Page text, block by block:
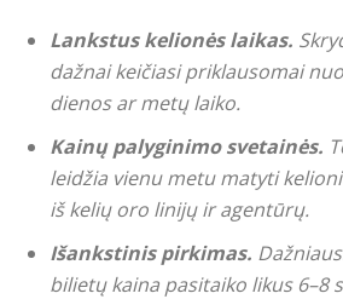
Lankstus kelionės laikas.
dažnai keičiasi priklausomai
dienos ar metų laiko.
Kainų palyginimo svetainės.
leidžia vienu metu matyti
iš kelių oro linijų ir agentūrų.
Išankstinis pirkimas.
bilietų kaina pasitaiko likus 6–8